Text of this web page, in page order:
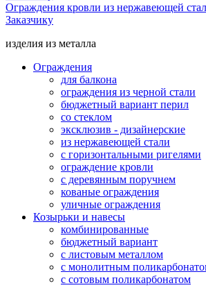
Ограждения кровли из нержавеющей
Заказчику
изделия из металла
Ограждения
для балкона
ограждения из черной стали
бюджетный вариант перил
со стеклом
эксклюзив - дизайнерские
из нержавеющей стали
с горизонтальными ригелями
ограждение кровли
с деревянным поручнем
кованые ограждения
уличные ограждения
Козырьки и навесы
комбинированные
бюджетный вариант
с листовым металлом
с монолитным
с сотовым поликарбонатом